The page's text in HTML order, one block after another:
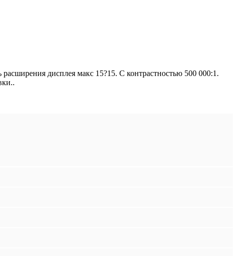
дисплея макс 15?15. С контрастностью 500 000:1.